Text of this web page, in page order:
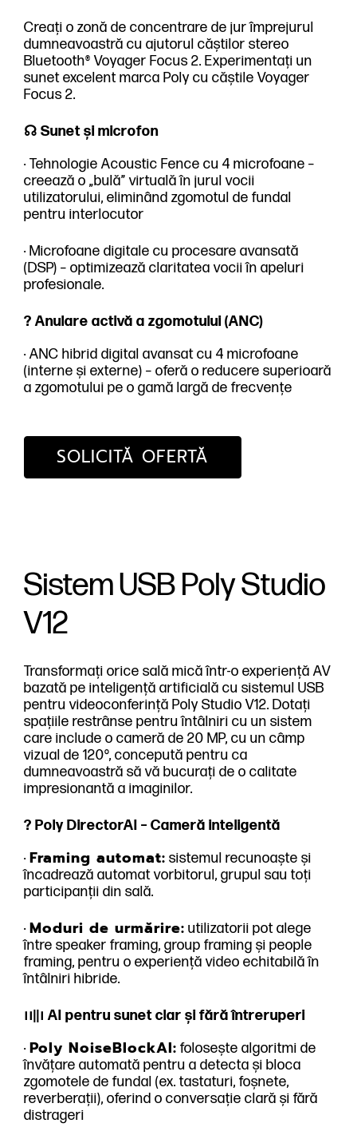
Creați o zonă de concentrare de jur împrejurul
dumneavoastră cu ajutorul căștilor stereo
Bluetooth® Voyager Focus 2. Experimentați un
sunet excelent marca Poly cu căștile Voyager
Focus 2.
☊ Sunet și microfon
· Tehnologie Acoustic Fence cu 4 microfoane –
creează o „bulă” virtuală în jurul vocii
utilizatorului, eliminând zgomotul de fundal
pentru interlocutor
· Microfoane digitale cu procesare avansată
(DSP) – optimizează claritatea vocii în apeluri
profesionale.
? Anulare activă a zgomotului (ANC)
· ANC hibrid digital avansat cu 4 microfoane
(interne și externe) – oferă o reducere superioară
a zgomotului pe o gamă largă de frecvențe
SOLICITĂ OFERTĂ
Sistem USB Poly Studio
V12
Transformați orice sală mică într-o experiență AV
bazată pe inteligență artificială cu sistemul USB
pentru videoconferință Poly Studio V12. Dotați
spațiile restrânse pentru întâlniri cu un sistem
care include o cameră de 20 MP, cu un câmp
vizual de 120°, concepută pentru ca
dumneavoastră să vă bucurați de o calitate
impresionantă a imaginilor.
? Poly DirectorAI – Cameră inteligentă
· Framing automat: sistemul recunoaște și
încadrează automat vorbitorul, grupul sau toți
participanții din sală.
· Moduri de urmărire: utilizatorii pot alege
între speaker framing, group framing și people
framing, pentru o experiență video echitabilă în
întâlniri hibride.
၊၊||၊ AI pentru sunet clar și fără întreruperi
· Poly NoiseBlockAI: folosește algoritmi de
învățare automată pentru a detecta și bloca
zgomotele de fundal (ex. tastaturi, foșnete,
reverberații), oferind o conversație clară și fără
distrageri